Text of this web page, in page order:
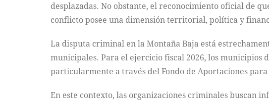
desplazadas. No obstante, el reconocimiento oficial de
conflicto posee una dimensión territorial, política y
La disputa criminal en la Montaña Baja está
municipales. Para el ejercicio fiscal 2026, los
particularmente a través del Fondo de Aportaciones
En este contexto, las organizaciones criminales